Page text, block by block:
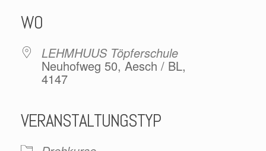
WO
LEHMHUUS Töpferschule
Neuhofweg 50, Aesch / BL,
4147
VERANSTALTUNGSTYP